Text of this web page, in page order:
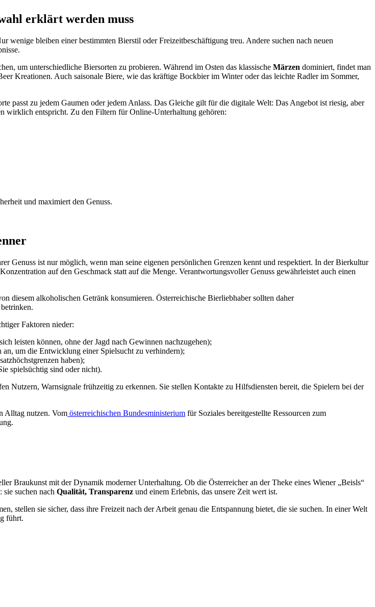
erklärt werden muss
bleiben einer bestimmten Bierstil oder Freizeitbeschäftigung treu. Andere suchen nach neuen
um unterschiedliche Biersorten zu probieren. Während im Osten das klassische Märzen dominiert, findet man
Kreationen. Auch saisonale Biere, wie das kräftige Bockbier im Winter oder das leichte Radler im Sommer,
passt zu jedem Gaumen oder jedem Anlass. Das Gleiche gilt für die digitale Welt: Das Angebot ist riesig, aber
wirklich entspricht. Zu den Filtern für Online-Unterhaltung gehören:
und maximiert den Genuss.
Genuss ist nur möglich, wenn man seine eigenen persönlichen Grenzen kennt und respektiert. In der Bierkultur
auf den Geschmack statt auf die Menge. Verantwortungsvoller Genuss gewährleistet auch einen
diesem alkoholischen Getränk konsumieren. Österreichische Bierliebhaber sollten daher
Faktoren nieder:
leisten können, ohne der Jagd nach Gewinnen nachzugehen);
an, um die Entwicklung einer Spielsucht zu verhindern);
haben);
spielsüchtig sind oder nicht).
Nutzern, Warnsignale frühzeitig zu erkennen. Sie stellen Kontakte zu Hilfsdiensten bereit, die Spielern bei der
Alltag nutzen. Vom österreichischen Bundesministerium für Soziales bereitgestellte Ressourcen zum
Braukunst mit der Dynamik moderner Unterhaltung. Ob die Österreicher an der Theke eines Wiener „Beisls“
suchen nach Qualität, Transparenz und einem Erlebnis, das unsere Zeit wert ist.
stellen sie sicher, dass ihre Freizeit nach der Arbeit genau die Entspannung bietet, die sie suchen. In einer Welt
führt.